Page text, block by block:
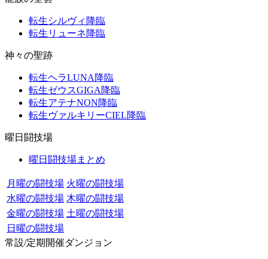
転生シルヴィ降臨
転生リューネ降臨
神々の聖跡
転生ヘラLUNA降臨
転生ゼウスGIGA降臨
転生アテナNON降臨
転生ヴァルキリーCIEL降臨
曜日闘技場
曜日闘技場まとめ
月曜の闘技場 火曜の闘技場
水曜の闘技場 木曜の闘技場
金曜の闘技場 土曜の闘技場
日曜の闘技場
常設/定期開催ダンジョン